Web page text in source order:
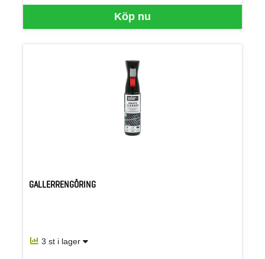
Köp nu
GALLERRENGÖRING
3 st i lager